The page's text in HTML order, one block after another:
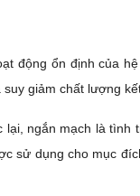
động ổn định của
giảm chất lượng
ngắn mạch là tình
sử dụng cho mục